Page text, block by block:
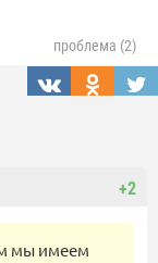
проблема (2)
+2
мы имеем